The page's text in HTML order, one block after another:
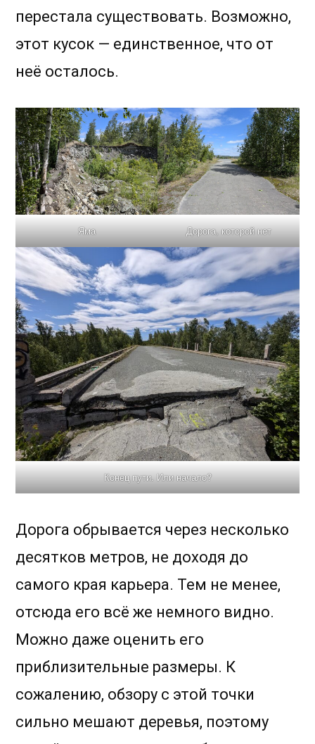
перестала существовать. Возможно,
этот кусок — единственное, что от
неё осталось.
Яма Дорога, которой нет
Конец пути. Или начало?
Дорога обрывается через несколько
десятков метров, не доходя до
самого края карьера. Тем не менее,
отсюда его всё же немного видно.
Можно даже оценить его
приблизительные размеры. К
сожалению, обзору с этой точки
сильно мешают деревья, поэтому